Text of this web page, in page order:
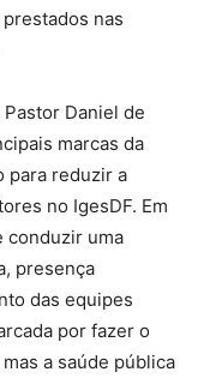
nas
Daniel de
marcas da
para reduzir a
no IgesDF. Em
conduzir uma
presença
das equipes
por fazer o
a saúde pública